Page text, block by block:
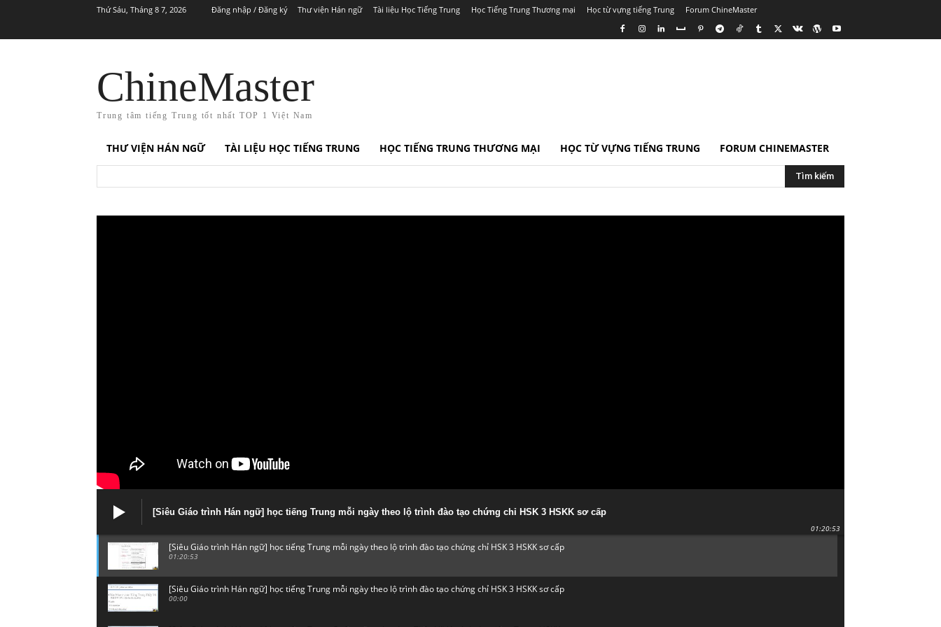
Thứ Sáu, Tháng 8 7, 2026 Đăng nhập / Đăng ký Thư viện Hán ngữ Tài liệu Học Tiếng Trung Học Tiếng Trung Thương mại Học từ vựng tiếng Trung Forum ChineMaster
ChineMaster
Trung tâm tiếng Trung tốt nhất TOP 1 Việt Nam
THƯ VIỆN HÁN NGỮ TÀI LIỆU HỌC TIẾNG TRUNG HỌC TIẾNG TRUNG THƯƠNG MẠI HỌC TỪ VỰNG TIẾNG TRUNG FORUM CHINEMASTER
Tìm kiếm
[Siêu Giáo trình Hán ngữ] học tiếng Trung mỗi ngày theo lộ trình đào tạo chứng chỉ HSK 3 HSKK sơ cấp
01:20:53
[Siêu Giáo trình Hán ngữ] học tiếng Trung mỗi ngày theo lộ trình đào tạo chứng chỉ HSK 3 HSKK sơ cấp
01:20:53
[Siêu Giáo trình Hán ngữ] học tiếng Trung mỗi ngày theo lộ trình đào tạo chứng chỉ HSK 3 HSKK sơ cấp
00:00